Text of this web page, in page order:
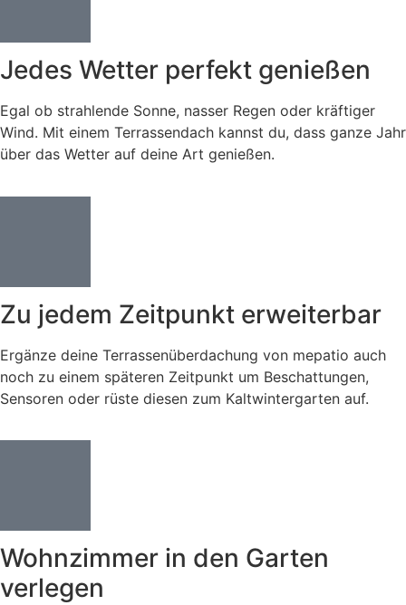
Jedes Wetter perfekt genießen
Egal ob strahlende Sonne, nasser Regen oder kräftiger
Wind. Mit einem Terrassendach kannst du, dass ganze Jahr
über das Wetter auf deine Art genießen.
Zu jedem Zeitpunkt erweiterbar
Ergänze deine Terrassenüberdachung von mepatio auch
noch zu einem späteren Zeitpunkt um Beschattungen,
Sensoren oder rüste diesen zum Kaltwintergarten auf.
Wohnzimmer in den Garten
verlegen